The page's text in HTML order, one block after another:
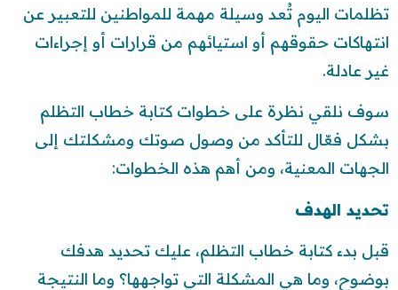
تظلمات اليوم تُعد وسيلة مهمة للمواطنين للتعبير عن
انتهاكات حقوقهم أو استيائهم من قرارات أو إجراءات
غير عادلة.
سوف نلقي نظرة على خطوات كتابة خطاب التظلم
بشكل فعّال للتأكد من وصول صوتك ومشكلتك إلى
الجهات المعنية، ومن أهم هذه الخطوات:
تحديد الهدف
قبل بدء كتابة خطاب التظلم، عليك تحديد هدفك
بوضوح، وما هي المشكلة التي تواجهها؟ وما النتيجة